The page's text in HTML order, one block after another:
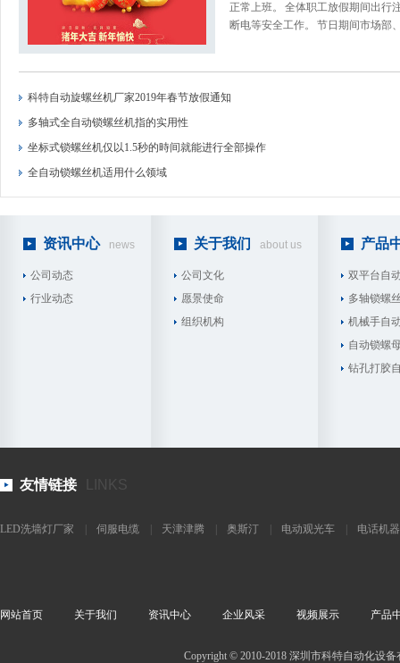
正常上班。 全体职工放假期间出行
断电等安全工作。 节日期间市场
科特自动旋螺丝机厂家2019年春节放假通知
多轴式全自动锁螺丝机指的实用性
坐标式锁螺丝机仅以1.5秒的時间就能进行全部操作
全自动锁螺丝机适用什么领域
资讯中心 news
公司动态
行业动态
关于我们 about us
公司文化
愿景使命
组织机构
产品
双平台自
多轴锁螺
机械手自
自动锁螺
钻孔打胶
友情链接 LINKS
LED洗墙灯厂家 伺服电缆 天津津腾 奥斯汀 电动观光车 电话机
网站首页 关于我们 资讯中心 企业风采 视频展示 产品
Copyright © 2010-2018 深圳市科特自动化设